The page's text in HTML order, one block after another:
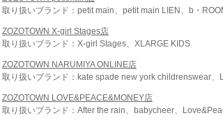
取り扱いブランド：petit main、petit main LIEN、b・
ZOZOTOWN X-girl Stages店
取り扱いブランド：X-girl Stages、XLARGE KIDS
ZOZOTOWN NARUMIYA ONLINE店
取り扱いブランド：kate spade new york childrenswear
ZOZOTOWN LOVE&PEACE&MONEY店
取り扱いブランド：After the rain、babycheer、